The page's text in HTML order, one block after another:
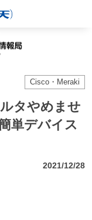
Cisco・Meraki
タやめませ
単デバイス
2021/12/28